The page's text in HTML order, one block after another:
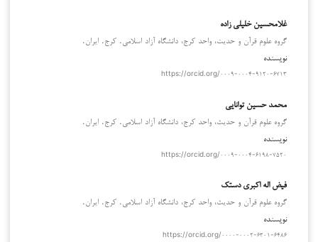
غلامحسین خلیلی زاده
گروه علوم قرآن و حدیت، واحد کرج، دانشگاه آزاد اسلامی. کرج. ایران.
نویسنده
https://orcid.org/۰۰۰۹-۰۰۰۴-۹۱۲۰-۶۷۱۳
محمد حسین توانایی
گروه علوم قرآن و حدیث، واحد کرج، دانشگاه آزاد اسلامی. کرج. ایران.
نویسنده
https://orcid.org/۰۰۰۹-۰۰۰۴-۶۱۹۸-۷۵۲۰
فیض اله اکبری دستک
گروه علوم قرآن و حدیث، واحد کرج، دانشگاه آزاد اسلامی. کرج. ایران.
نویسنده
https://orcid.org/۰۰۰۰-۰۰۰۲-۶۳۰۱-۶۴۸۶